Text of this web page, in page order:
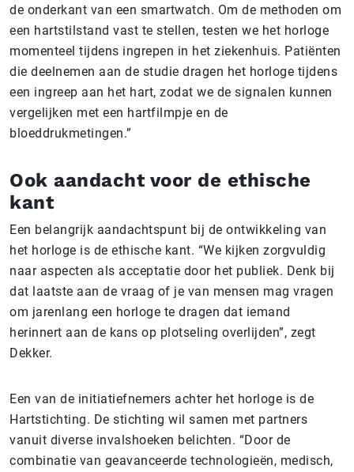
de onderkant van een smartwatch. Om de methoden om
een hartstilstand vast te stellen, testen we het horloge
momenteel tijdens ingrepen in het ziekenhuis. Patiënten
die deelnemen aan de studie dragen het horloge tijdens
een ingreep aan het hart, zodat we de signalen kunnen
vergelijken met een hartfilmpje en de
bloeddrukmetingen.”
Ook aandacht voor de ethische
kant
Een belangrijk aandachtspunt bij de ontwikkeling van
het horloge is de ethische kant. “We kijken zorgvuldig
naar aspecten als acceptatie door het publiek. Denk bij
dat laatste aan de vraag of je van mensen mag vragen
om jarenlang een horloge te dragen dat iemand
herinnert aan de kans op plotseling overlijden”, zegt
Dekker.
Een van de initiatiefnemers achter het horloge is de
Hartstichting. De stichting wil samen met partners
vanuit diverse invalshoeken belichten. “Door de
combinatie van geavanceerde technologieën, medisch,